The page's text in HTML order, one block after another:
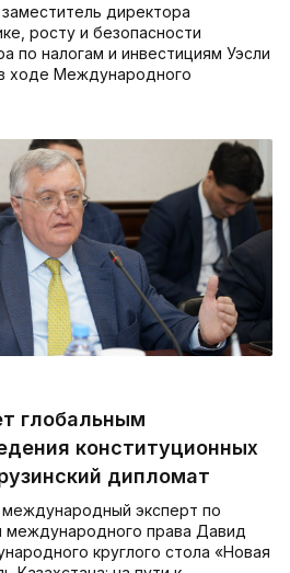
директора
росту и безопасности
по налогам и инвестициям Уэсли
ходе Международного
глобальным
конституционных
дипломат
эксперт по
международного права Давид
круглого стола «Новая